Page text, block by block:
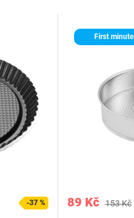
-37 %
First minute
89 Kč 153 Kč